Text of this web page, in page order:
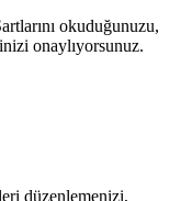
okuduğunuzu,
onaylıyorsunuz.
düzenlemenizi,